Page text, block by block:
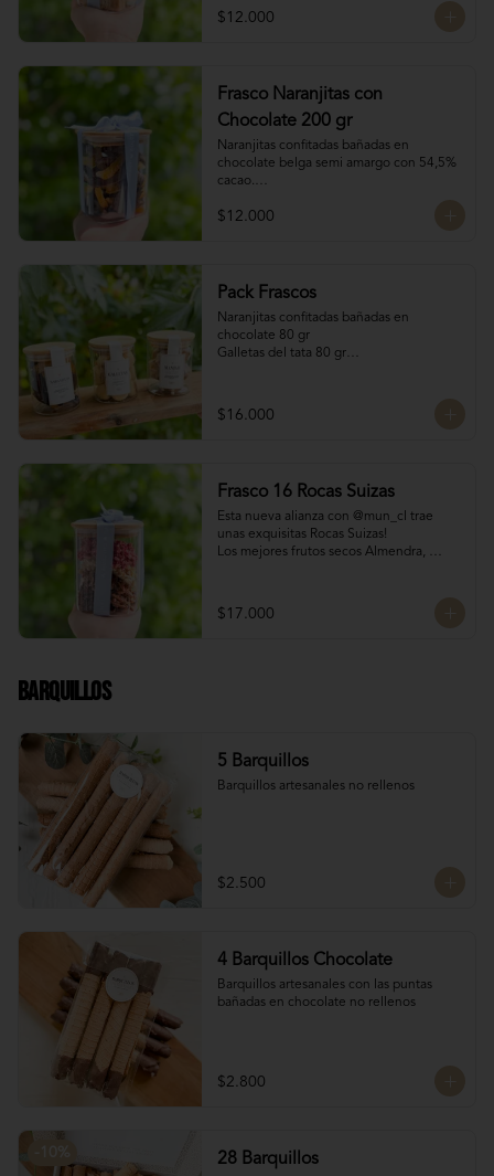
$12.000
Frasco Naranjitas con
Chocolate 200 gr
Naranjitas confitadas bañadas en
chocolate belga semi amargo con 54,5%
cacao.
$12.000
Pack Frascos
Naranjitas confitadas bañadas en
chocolate 80 gr
Galletas del tata 80 gr
$16.000
Frasco 16 Rocas Suizas
Esta nueva alianza con @mun_cl trae
unas exquisitas Rocas Suizas!
Los mejores frutos secos Almendra,
4 tipos de chocolate
Chocolate Bitter
$17.000
Barquillos
5 Barquillos
Barquillos artesanales no rellenos
$2.500
4 Barquillos Chocolate
Barquillos artesanales con las puntas
bañadas en chocolate no rellenos
$2.800
28 Barquillos